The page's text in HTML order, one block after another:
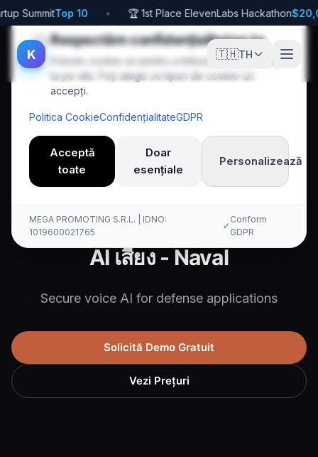
🍪Respectăm confidențialitatea ta
Folosim cookie-uri pentru a îmbunătăți experiența
ta pe site. Poți alege ce tipuri de cookie-uri
accepți.
Politica CookieConfidențialitateGDPR
Acceptă
toate
Doar
esențiale
Personalizează
MEGA PROMOTING S.R.L. | IDNO:
1019600021765
✓
Conform
GDPR
SummitTop 10 • 🏆 1st Place ElevenLabs Hackathon
K 🇹🇭TH
Defense Military
Kallina Voice AI
AI เสียง - Naval
Secure voice AI for defense applications
Solicită Demo Gratuit
Vezi Prețuri